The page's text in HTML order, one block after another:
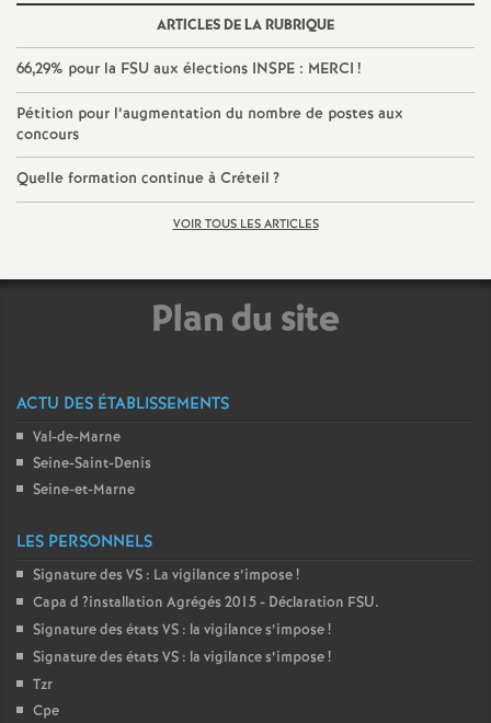
e
c
o
n
g
O
ARTICLES DE LA RUBRIQUE
66,29% pour la FSU aux élections INSPE : MERCI !
Pétition pour l’augmentation du nombre de postes aux
concours
Quelle formation continue à Créteil ?
VOIR TOUS LES ARTICLES
Plan du site
ACTU DES ÉTABLISSEMENTS
Val-de-Marne
Seine-Saint-Denis
Seine-et-Marne
LES PERSONNELS
Signature des VS : La vigilance s’impose!
Capa d ?installation Agrégés 2015 - Déclaration FSU.
Signature des états VS : la vigilance s’impose!
Signature des états VS : la vigilance s’impose!
Tzr
Cpe